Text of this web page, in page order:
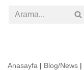
Anasayfa | Blog/News |